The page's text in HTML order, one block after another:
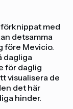
förknippat med
detsamma
före Mevicio.
dagliga
för daglig
visualisera de
det här
hinder.